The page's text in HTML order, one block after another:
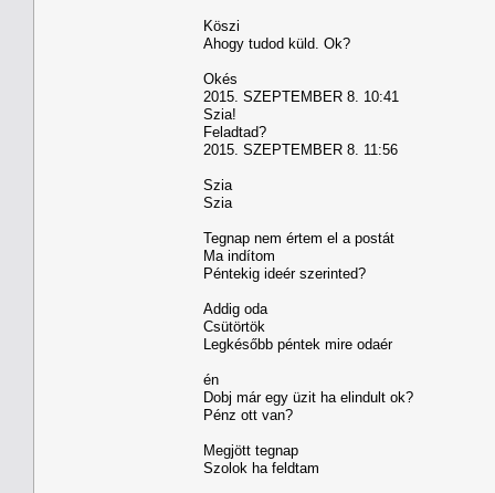
Köszi
Ahogy tudod küld. Ok?
Okés
2015. SZEPTEMBER 8. 10:41
Szia!
Feladtad?
2015. SZEPTEMBER 8. 11:56
Szia
Szia
Tegnap nem értem el a postát
Ma indítom
Péntekig ideér szerinted?
Addig oda
Csütörtök
Legkésőbb péntek mire odaér
én
Dobj már egy üzit ha elindult ok?
Pénz ott van?
Megjött tegnap
Szolok ha feldtam